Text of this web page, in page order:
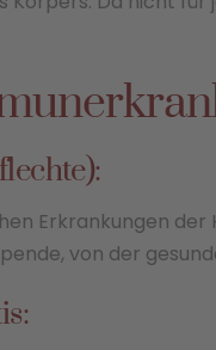
Erkrankungen
von der